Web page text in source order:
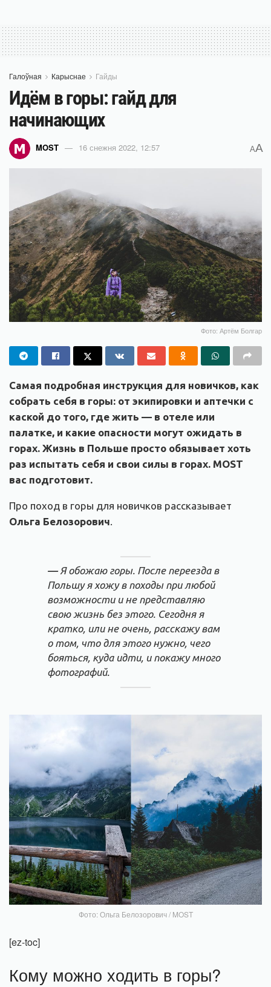
Галоўная Карыснае Гайды
Идём в горы: гайд для
начинающих
MOST 16 снежня 2022, 12:57 AA
Фото: Артём Болгар
Самая подробная инструкция для новичков, как
собрать себя в горы: от экипировки и аптечки с
каской до того, где жить — в отеле или
палатке, и какие опасности могут ожидать в
горах. Жизнь в Польше просто обязывает хоть
раз испытать себя и свои силы в горах. MOST
вас подготовит.
Про поход в горы для новичков рассказывает
Ольга Белозорович.
—Я обожаю горы. После переезда в
Польшу я хожу в походы при любой
возможности и не представляю
свою жизнь без этого. Сегодня я
кратко, или не очень, расскажу вам
о том, что для этого нужно, чего
бояться, куда идти, и покажу много
фотографий.
Фото: Ольга Белозорович / MOST
[ez-toc]
Кому можно ходить в горы?